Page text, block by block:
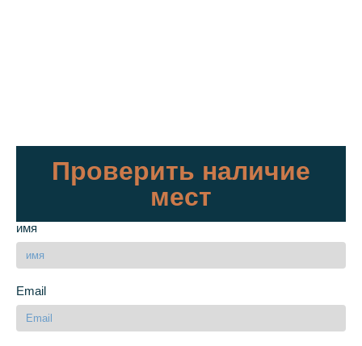
Проверить наличие
мест
имя
Email